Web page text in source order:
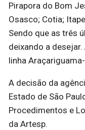
Pirapora do Bom
Osasco; Cotia;
Sendo que as três
deixando a
linha
A decisão da
Estado de São
Procedimentos e
da Artesp.